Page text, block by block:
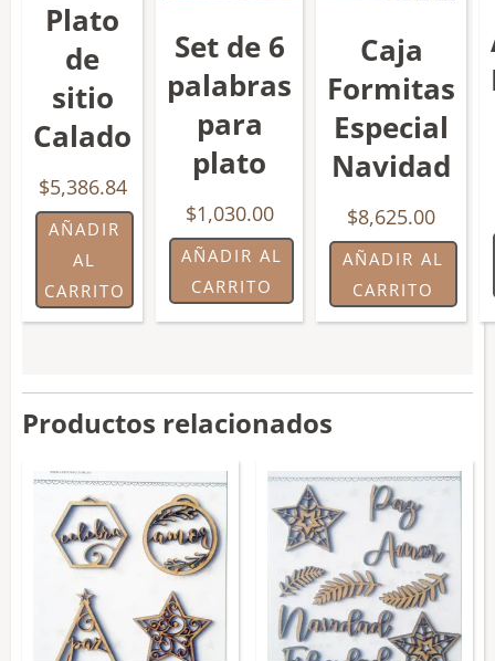
Plato
de
sitio
Calado
$5,386.84
AÑADIR
AL
CARRITO
Set de 6
palabras
para
plato
$1,030.00
AÑADIR AL
CARRITO
Caja
Formitas
Especial
Navidad
$8,625.00
AÑADIR AL
CARRITO
Productos relacionados